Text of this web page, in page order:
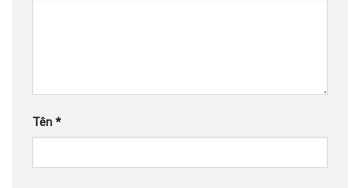
Tên *